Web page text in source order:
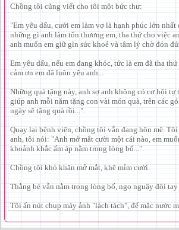
Chồng tôi cũng viết cho tôi một bức thư:
"Em yêu dấu, cưới em làm vợ là hạnh phúc lớn nhất
những gì anh làm tổn thương em, tha thứ cho việc
anh muốn em giữ gìn sức khoẻ và tâm lý chờ đón
Em yêu dấu, nếu em đang khóc, tức là em đã tha thứ
cảm ơn em đã luôn yêu anh...
Những quà tặng này, anh sợ anh không có cơ hội tự
giúp anh mỗi năm tặng con vài món quà, trên các
ngày sẽ tặng quà rồi...".
Quay lại bệnh viện, chồng tôi vẫn đang hôn mê.
anh, tôi nói: "Anh mở mắt cười một cái nào, em
khoảnh khắc ấm áp nằm trong lòng bố...".
Chồng tôi khó khăn mở mắt, khẽ mỉm cười.
Thằng bé vẫn nằm trong lòng bố, ngọ nguậy đôi
Tôi ấn nút chụp máy ảnh "lách tách", để mặc nước